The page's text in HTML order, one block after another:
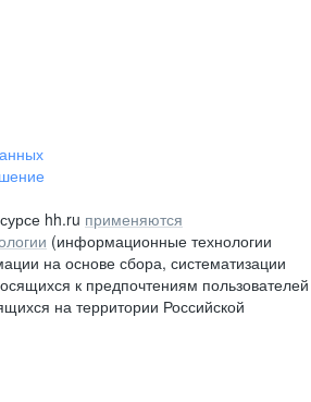
hh.ru применяются
(информационные технологии
на основе сбора, систематизации
к предпочтениям пользователей
на территории Российской